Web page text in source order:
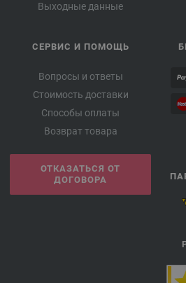
Выходные данные
СЕРВИС И ПОМОЩЬ
Вопросы и ответы
Стоимость доставки
Способы оплаты
Возврат товара
ОТКАЗАТЬСЯ ОТ
ДОГОВОРА